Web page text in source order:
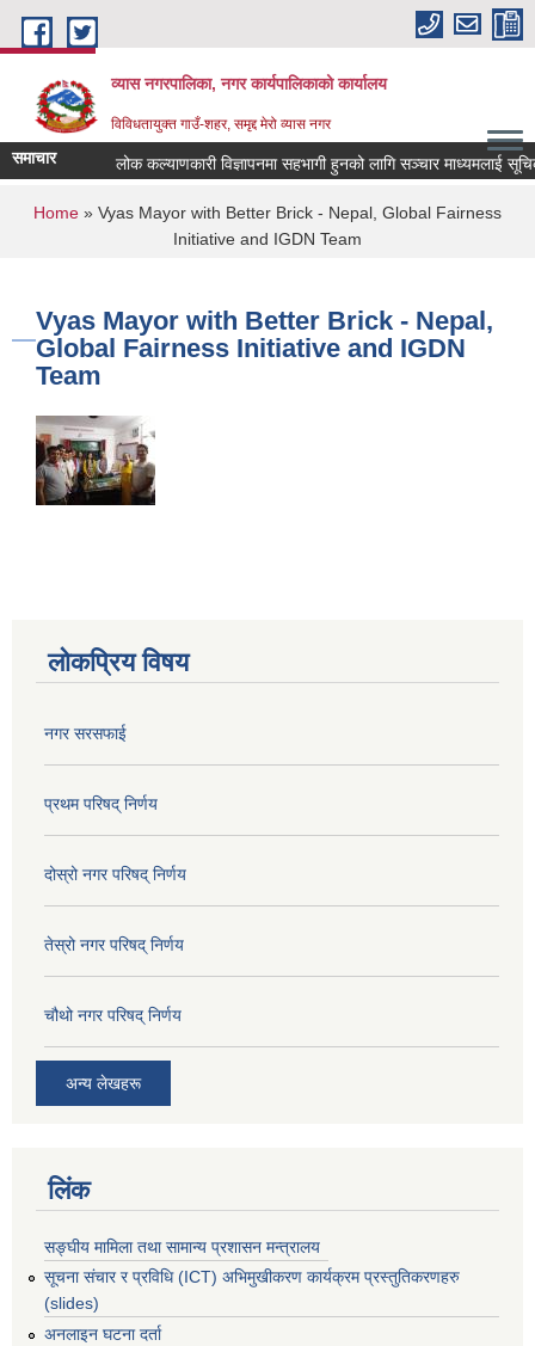
Skip to main content
व्यास नगरपालिका, नगर कार्यपालिकाको कार्यालय
विविधतायुक्त गाउँ-शहर, समृद्द मेरो व्यास नगर
समाचार लोक कल्याणकारी विज्ञापनमा सहभागी हुनको लागि सञ्चार माध्यमलाई
You are here
Home » Vyas Mayor with Better Brick - Nepal, Global Fairness
Initiative and IGDN Team
Vyas Mayor with Better Brick - Nepal,
Global Fairness Initiative and IGDN
Team
लोकप्रिय विषय
नगर सरसफाई
प्रथम परिषद् निर्णय
दोस्रो नगर परिषद् निर्णय
तेस्रो नगर परिषद् निर्णय
चौथो नगर परिषद् निर्णय
अन्य लेखहरू
लिंक
सङ्घीय मामिला तथा सामान्य प्रशासन मन्त्रालय
सूचना संचार र प्रविधि (ICT) अभिमुखीकरण कार्यक्रम प्रस्तुतिकरणहरु
(slides)
अनलाइन घटना दर्ता